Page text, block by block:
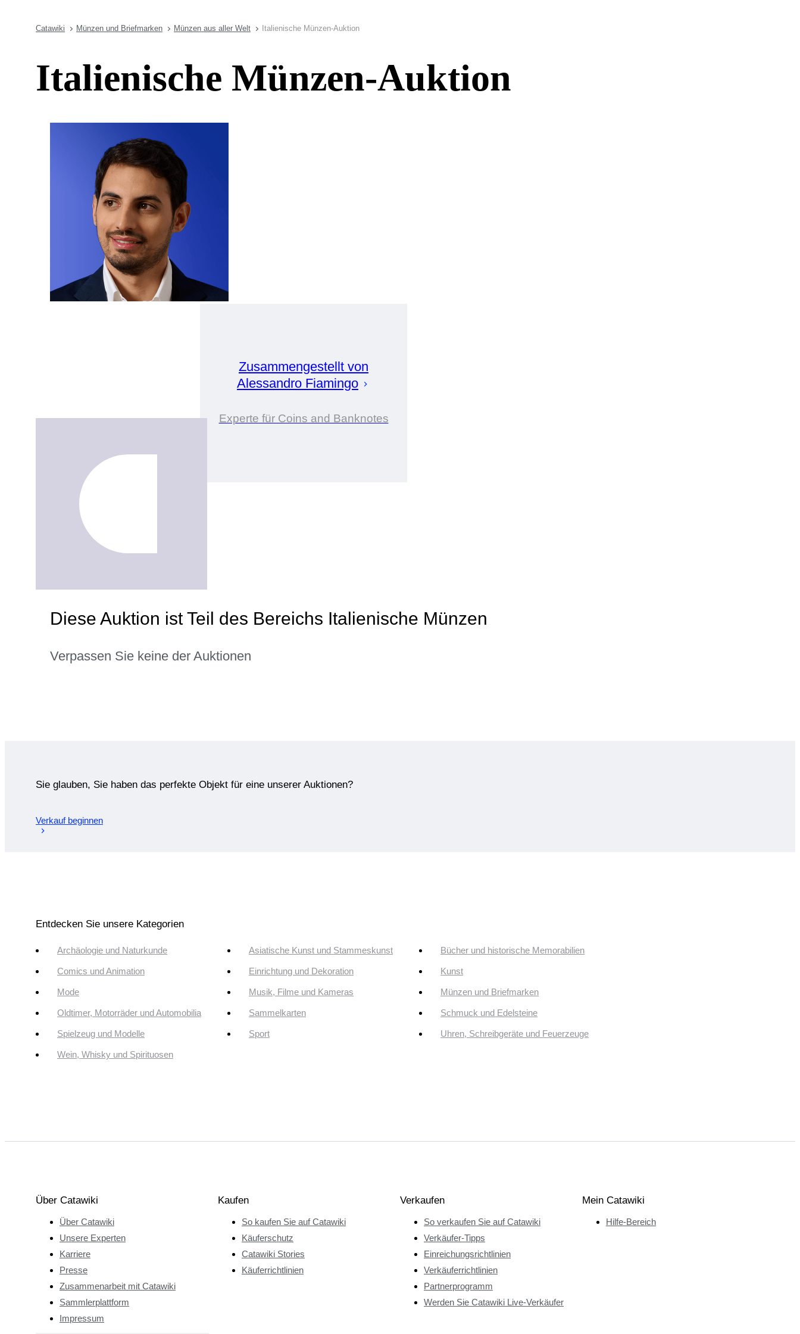
Catawiki Münzen und Briefmarken Münzen aus aller Welt Italienische Münzen-Auktion
Italienische Münzen-Auktion
Zusammengestellt von
Alessandro Fiamingo
Experte für Coins and Banknotes
Diese Auktion ist Teil des Bereichs Italienische Münzen
Verpassen Sie keine der Auktionen
Sie glauben, Sie haben das perfekte Objekt für eine unserer Auktionen?
Verkauf beginnen
Entdecken Sie unsere Kategorien
Archäologie und Naturkunde Asiatische Kunst und Stammeskunst Bücher und historische Memorabilien
Comics und Animation Einrichtung und Dekoration Kunst
Mode Musik, Filme und Kameras Münzen und Briefmarken
Oldtimer, Motorräder und Automobilia Sammelkarten Schmuck und Edelsteine
Spielzeug und Modelle Sport Uhren, Schreibgeräte und Feuerzeuge
Wein, Whisky und Spirituosen
Über Catawiki
Über Catawiki
Unsere Experten
Karriere
Presse
Zusammenarbeit mit Catawiki
Sammlerplattform
Impressum
Kaufen
So kaufen Sie auf Catawiki
Käuferschutz
Catawiki Stories
Käuferrichtlinien
Verkaufen
So verkaufen Sie auf Catawiki
Verkäufer-Tipps
Einreichungsrichtlinien
Verkäuferrichtlinien
Partnerprogramm
Werden Sie Catawiki Live-Verkäufer
Mein Catawiki
Hilfe-Bereich